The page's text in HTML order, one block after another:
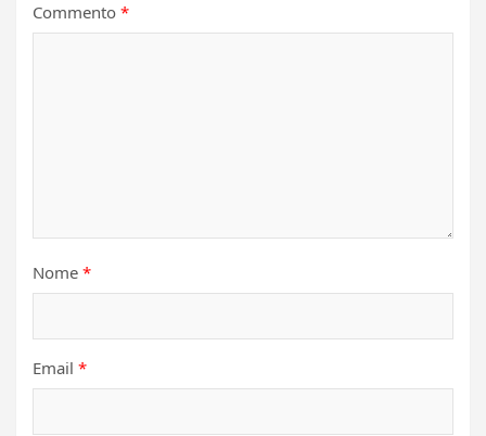
Commento *
Nome *
Email *